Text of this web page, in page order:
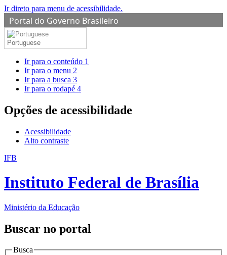
Ir direto para menu de acessibilidade.
Portal do Governo Brasileiro
Portuguese
Ir para o conteúdo 1
Ir para o menu 2
Ir para a busca 3
Ir para o rodapé 4
Opções de acessibilidade
Acessibilidade
Alto contraste
IFB
Instituto Federal de Brasília
Ministério da Educação
Buscar no portal
Busca